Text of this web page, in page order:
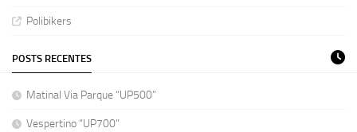
Polibikers
POSTS RECENTES
Matinal Via Parque “UP500”
Vespertino “UP700”